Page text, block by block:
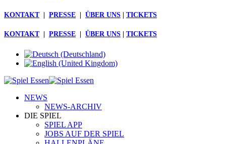
KONTAKT| PRESSE ÜBER UNS TICKETS
KONTAKT| PRESSE ÜBER UNS TICKETS
NEWS
NEWS-ARCHIV
DIE SPIEL
SPIEL APP
JOBS AUF DER SPIEL